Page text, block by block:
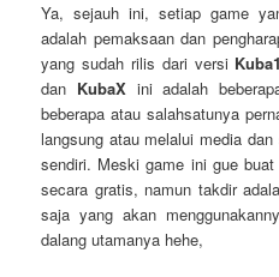
Ya, sejauh ini, setiap game
adalah pemaksaan dan
yang sudah rilis dari versi Kuba1
dan KubaXini adalah
beberapa atau salahsatunya
langsung atau melalui media
sendiri. Meski game ini gue
secara gratis, namun takdir
saja yang akan
dalang utamanya hehe,